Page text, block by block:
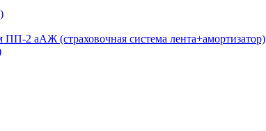
2 аАЖ (страховочная система лента+амортизатор)